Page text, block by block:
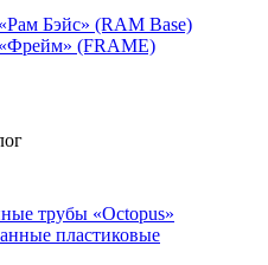
Бэйс» (RAM Base)
(FRAME)
трубы «Octopus»
пластиковые